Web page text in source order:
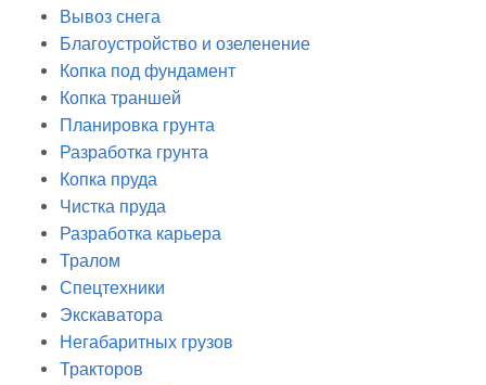
Вывоз снега
Благоустройство и озеленение
Копка под фундамент
Копка траншей
Планировка грунта
Разработка грунта
Копка пруда
Чистка пруда
Разработка карьера
Тралом
Спецтехники
Экскаватора
Негабаритных грузов
Тракторов